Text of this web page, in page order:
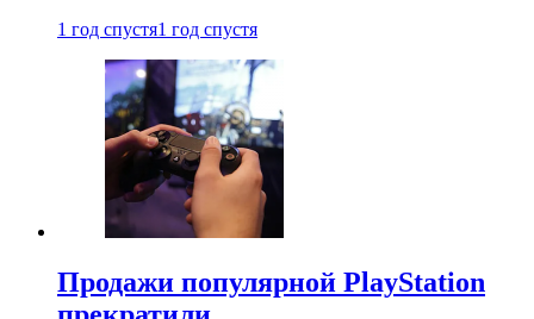
1 год спустя1 год спустя
Продажи популярной PlayStation